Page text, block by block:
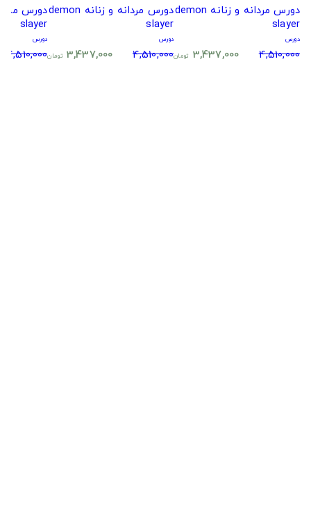
دورس مردانه و زنانه demon
slayer
دورس
4,510,000
3,437,000 تومان
دورس مردانه و زنانه demon
slayer
دورس
4,510,000
3,437,000 تومان
slayer
دورس
4,510,000